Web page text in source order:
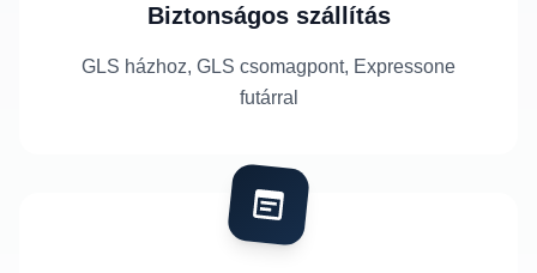
Biztonságos szállítás
GLS házhoz, GLS csomagpont, Expressone
futárral